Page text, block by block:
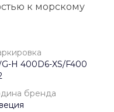
к морскому
H 400D6-XS/F400
бренда